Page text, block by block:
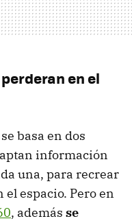
en el
basa en dos
información
una, para recrear
espacio. Pero en
, además se